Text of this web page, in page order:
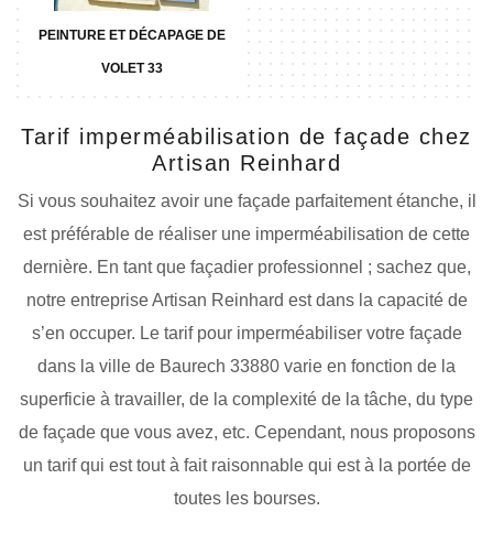
PEINTURE ET DÉCAPAGE DE
VOLET 33
Tarif imperméabilisation de façade chez
Artisan Reinhard
Si vous souhaitez avoir une façade parfaitement étanche, il
est préférable de réaliser une imperméabilisation de cette
dernière. En tant que façadier professionnel ; sachez que,
notre entreprise Artisan Reinhard est dans la capacité de
s’en occuper. Le tarif pour imperméabiliser votre façade
dans la ville de Baurech 33880 varie en fonction de la
superficie à travailler, de la complexité de la tâche, du type
de façade que vous avez, etc. Cependant, nous proposons
un tarif qui est tout à fait raisonnable qui est à la portée de
toutes les bourses.